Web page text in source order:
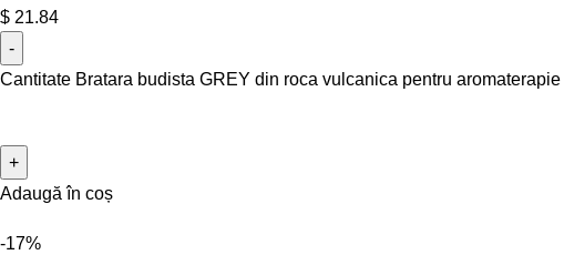
$ 21.84
Cantitate Bratara budista GREY din roca vulcanica pentru
Adaugă în coș
-17%